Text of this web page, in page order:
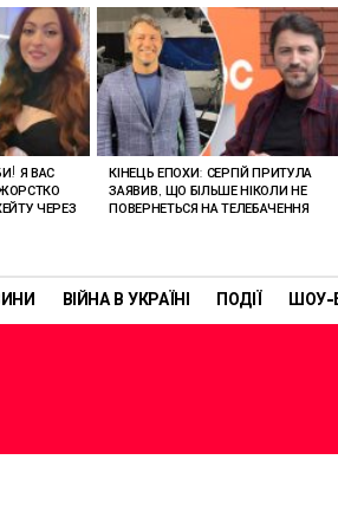
ВІЙНА В УКРАЇНІ ПОДІЇ ШОУ-
Я ВАС
ЧЕРЕЗ
КІНЕЦЬ ЕПОХИ: СЕРГІЙ ПРИТУЛА
ЗАЯВИВ, ЩО БІЛЬШЕ НІКОЛИ НЕ
ПОВЕРНЕТЬСЯ НА ТЕЛЕБАЧЕННЯ